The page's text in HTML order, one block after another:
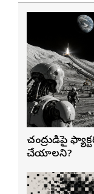
చంద్రుడిపై
చేయాలని?